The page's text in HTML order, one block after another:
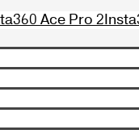
Ace Pro 2